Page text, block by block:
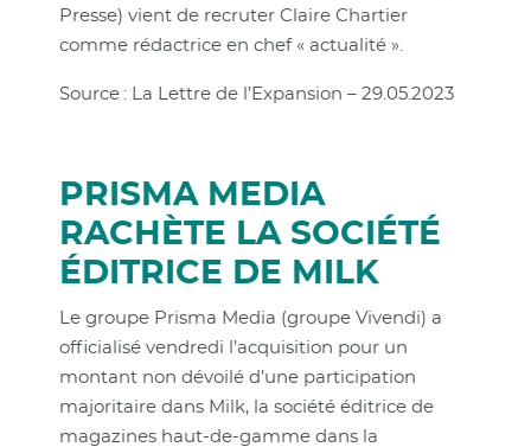
Presse) vient de recruter Claire Chartier
comme rédactrice en chef « actualité ».
Source : La Lettre de l’Expansion – 29.05.2023
PRISMA MEDIA
RACHÈTE LA SOCIÉTÉ
ÉDITRICE DE MILK
Le groupe Prisma Media (groupe Vivendi) a
officialisé vendredi l’acquisition pour un
montant non dévoilé d’une participation
majoritaire dans Milk, la société éditrice de
magazines haut-de-gamme dans la